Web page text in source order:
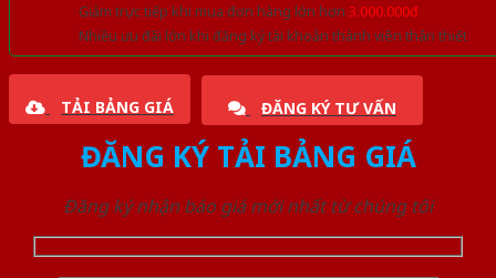
Giảm trực tiếp khi mua đơn hàng lớn hơn 3.000.000đ
Nhiều ưu đãi lớn khi đăng ký tài khoản thành viên thân thiết
TẢI BẢNG GIÁ ĐĂNG KÝ TƯ VẤN
ĐĂNG KÝ TẢI BẢNG GIÁ
Đăng ký nhận báo giá mới nhất từ chúng tôi